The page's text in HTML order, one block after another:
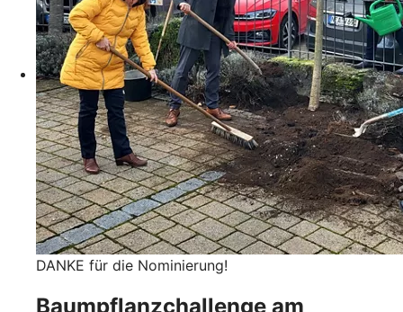
DANKE für die Nominierung!
Baumpflanzchallenge am